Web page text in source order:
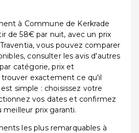
à Commune de Kerkrade
de 58€ par nuit, avec un prix
vous pouvez comparer
consulter les avis d'autres
catégorie, prix et
exactement ce qu'il
simple : choisissez votre
vos dates et confirmez
prix garanti.
les plus remarquables à